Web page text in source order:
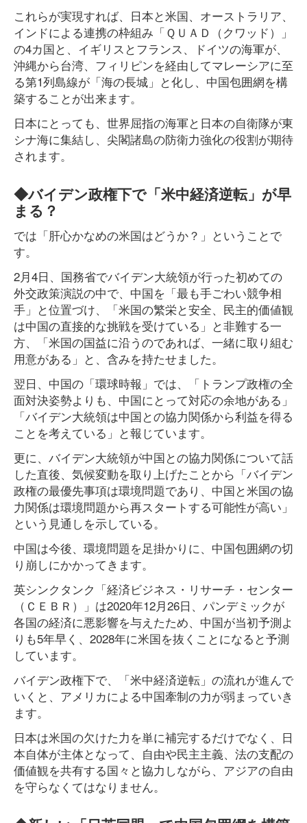
これらが実現すれば、日本と米国、オーストラリア、
インドによる連携の枠組み「ＱＵＡＤ（クワッド）」
の4カ国と、イギリスとフランス、ドイツの海軍が、
沖縄から台湾、フィリピンを経由してマレーシアに至
る第1列島線が「海の長城」と化し、中国包囲網を構
築することが出来ます。
日本にとっても、世界屈指の海軍と日本の自衛隊が東
シナ海に集結し、尖閣諸島の防衛力強化の役割が期待
されます。
◆バイデン政権下で「米中経済逆転」が早
まる？
では「肝心かなめの米国はどうか？」ということで
す。
2月4日、国務省でバイデン大統領が行った初めての
外交政策演説の中で、中国を「最も手ごわい競争相
手」と位置づけ、「米国の繁栄と安全、民主的価値観
は中国の直接的な挑戦を受けている」と非難する一
方、「米国の国益に沿うのであれば、一緒に取り組む
用意がある」と、含みを持たせました。
翌日、中国の「環球時報」では、「トランプ政権の全
面対決姿勢よりも、中国にとって対応の余地がある」
「バイデン大統領は中国との協力関係から利益を得る
ことを考えている」と報じています。
更に、バイデン大統領が中国との協力関係について話
した直後、気候変動を取り上げたことから「バイデン
政権の最優先事項は環境問題であり、中国と米国の協
力関係は環境問題から再スタートする可能性が高い」
という見通しを示している。
中国は今後、環境問題を足掛かりに、中国包囲網の切
り崩しにかかってきます。
英シンクタンク「経済ビジネス・リサーチ・センター
（ＣＥＢＲ）」は2020年12月26日、パンデミックが
各国の経済に悪影響を与えたため、中国が当初予測よ
りも5年早く、2028年に米国を抜くことになると予測
しています。
バイデン政権下で、「米中経済逆転」の流れが進んで
いくと、アメリカによる中国牽制の力が弱まっていき
ます。
日本は米国の欠けた力を単に補完するだけでなく、日
本自体が主体となって、自由や民主主義、法の支配の
価値観を共有する国々と協力しながら、アジアの自由
を守らなくてはなりません。